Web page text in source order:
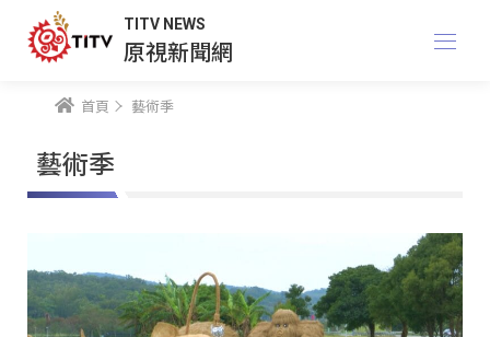
TITV NEWS
原視新聞網
首頁 藝術季
藝術季